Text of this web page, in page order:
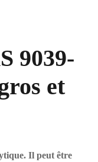
9039-
et
Il peut être